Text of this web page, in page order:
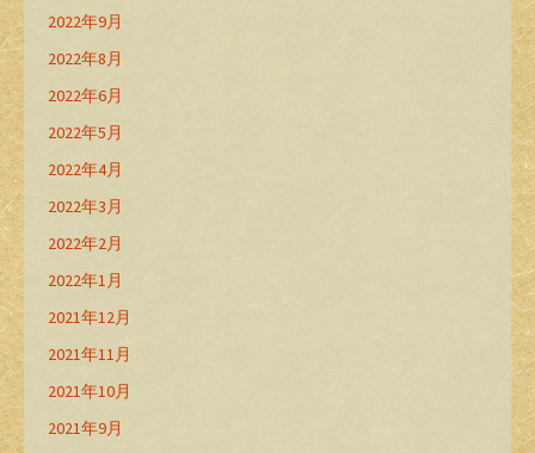
2022年9月
2022年8月
2022年6月
2022年5月
2022年4月
2022年3月
2022年2月
2022年1月
2021年12月
2021年11月
2021年10月
2021年9月